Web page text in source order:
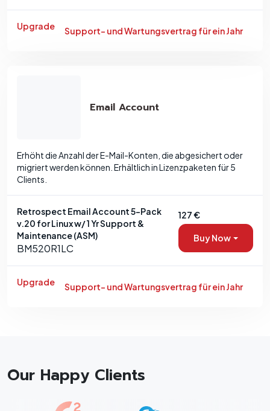
Upgrade Support- und Wartungsvertrag für ein Jahr
Email Account
Erhöht die Anzahl der E-Mail-Konten, die abgesichert oder
migriert werden können. Erhältlich in Lizenzpaketen für 5
Clients.
Retrospect Email Account 5-Pack
v.20 for Linux w/ 1 Yr Support &
Maintenance (ASM)
BM520R1LC
127 €
Buy Now
Upgrade Support- und Wartungsvertrag für ein Jahr
Our Happy Clients